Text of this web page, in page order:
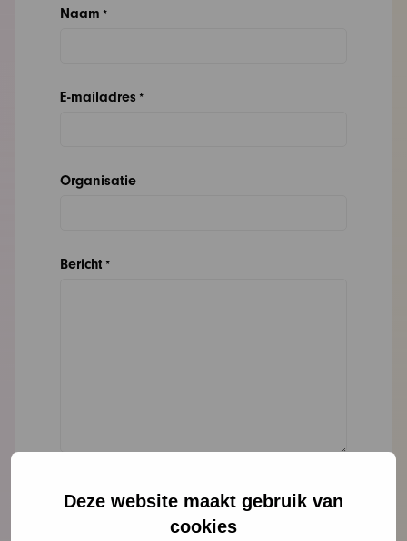
Deze website maakt gebruik van
cookies
Naam *
E-mailadres *
Organisatie
Bericht *